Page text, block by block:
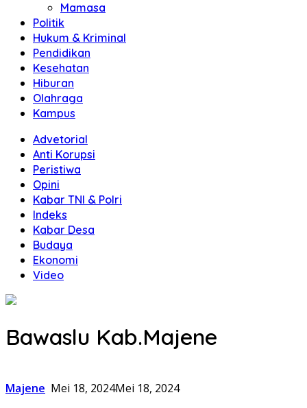
Mamasa
Politik
Hukum & Kriminal
Pendidikan
Kesehatan
Hiburan
Olahraga
Kampus
Advetorial
Anti Korupsi
Peristiwa
Opini
Kabar TNI & Polri
Indeks
Kabar Desa
Budaya
Ekonomi
Video
Bawaslu Kab.Majene
Majene Mei 18, 2024Mei 18, 2024